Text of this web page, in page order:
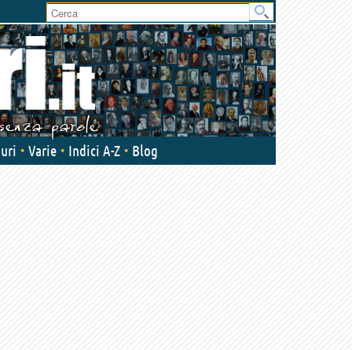
User
area
Varie Indici A-Z Blog